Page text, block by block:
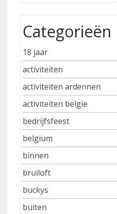
Categorieën
18 jaar
activiteiten
activiteiten ardennen
activiteiten belgie
bedrijfsfeest
belgium
binnen
bruiloft
buckys
buiten